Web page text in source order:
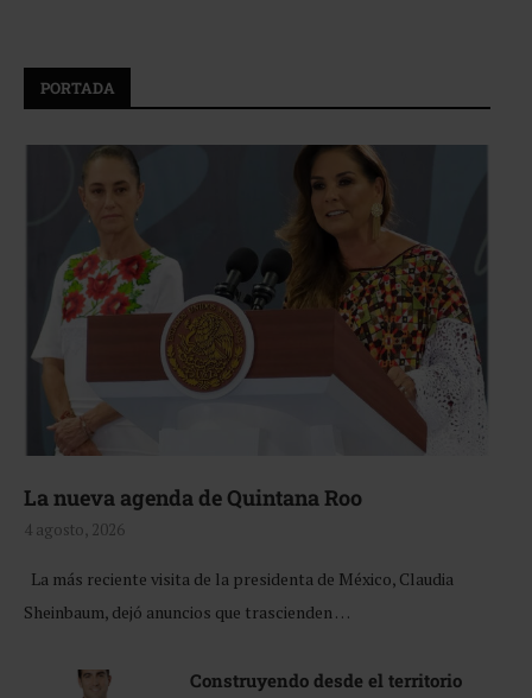
PORTADA
La nueva agenda de Quintana Roo
4 agosto, 2026
La más reciente visita de la presidenta de México, Claudia
Sheinbaum, dejó anuncios que trascienden …
Construyendo desde el territorio